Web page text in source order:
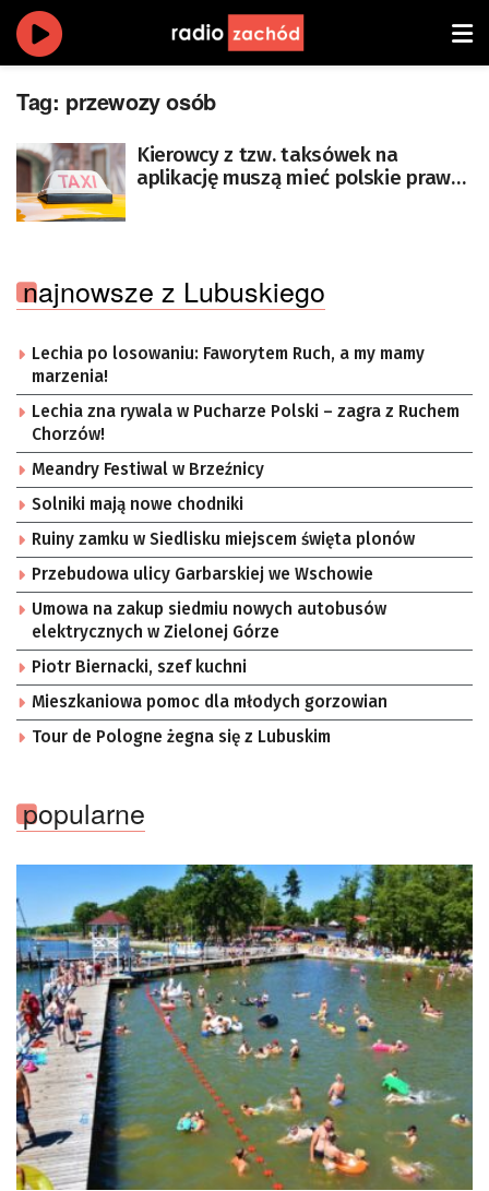
Tag: przewozy osób
Kierowcy z tzw. taksówek na
aplikację muszą mieć polskie prawo
najnowsze z Lubuskiego
Lechia po losowaniu: Faworytem Ruch, a my mamy
marzenia!
Lechia zna rywala w Pucharze Polski – zagra z Ruchem
Chorzów!
Meandry Festiwal w Brzeźnicy
Solniki mają nowe chodniki
Ruiny zamku w Siedlisku miejscem święta plonów
Przebudowa ulicy Garbarskiej we Wschowie
Umowa na zakup siedmiu nowych autobusów
elektrycznych w Zielonej Górze
Piotr Biernacki, szef kuchni
Mieszkaniowa pomoc dla młodych gorzowian
Tour de Pologne żegna się z Lubuskim
popularne